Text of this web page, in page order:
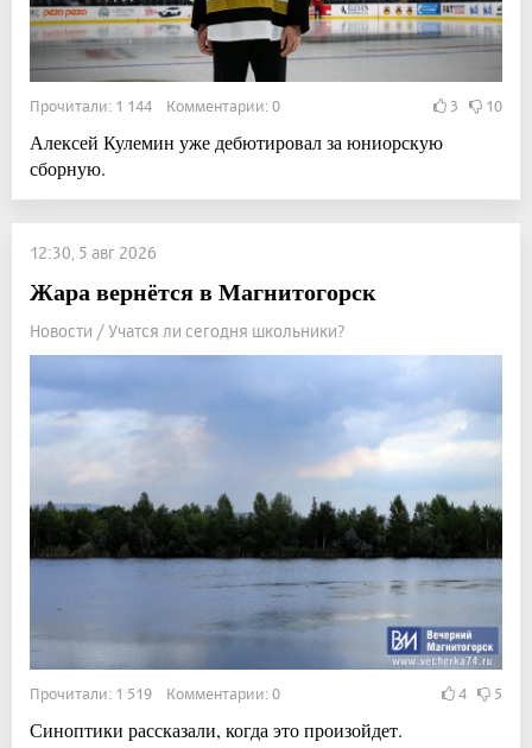
Прочитали: 1 144 Комментарии: 0 3 10
Алексей Кулемин уже дебютировал за юниорскую
сборную.
12:30, 5 авг 2026
Жара вернётся в Магнитогорск
Новости / Учатся ли сегодня школьники?
Прочитали: 1 519 Комментарии: 0 4 5
Синоптики рассказали, когда это произойдет.